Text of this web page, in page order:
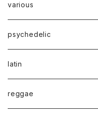
various
psychedelic
latin
reggae